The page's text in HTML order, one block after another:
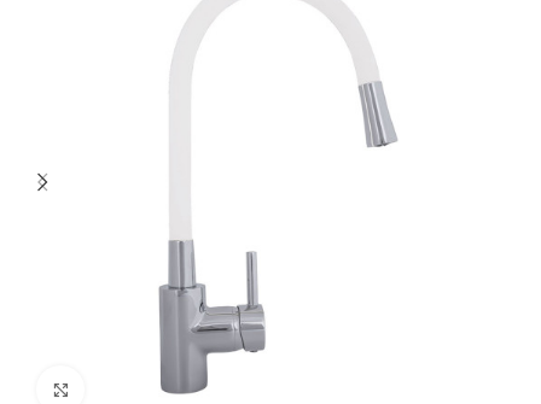
Click to enlarge